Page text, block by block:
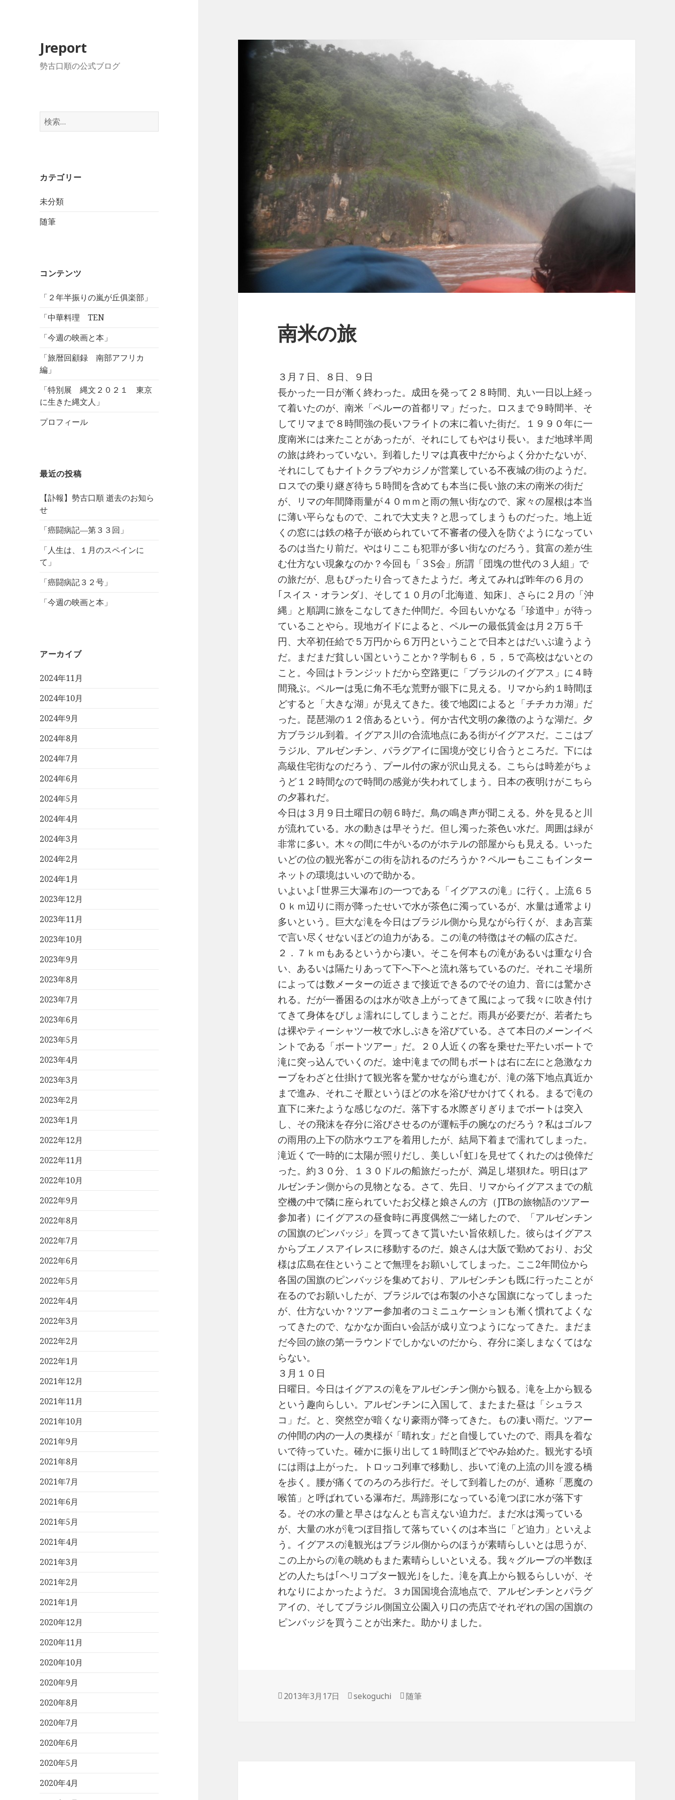
Jreport
勢古口順の公式ブログ
検
索
カテゴリー
未分類
随筆
コンテンツ
「２年半振りの嵐が丘俱楽部」
「中華料理 TEN
「今週の映画と本」
「旅暦回顧録 南部アフリカ
編」
「特別展 縄文２０２１ 東京
に生きた縄文人」
プロフィール
最近の投稿
【訃報】勢古口順 逝去のお知ら
せ
「癌闘病記―第３３回」
「人生は、１月のスペインに
て」
「癌闘病記３２号」
「今週の映画と本」
アーカイブ
2024年11月
2024年10月
2024年9月
2024年8月
2024年7月
2024年6月
2024年5月
2024年4月
2024年3月
2024年2月
2024年1月
2023年12月
2023年11月
2023年10月
2023年9月
2023年8月
2023年7月
2023年6月
2023年5月
2023年4月
2023年3月
2023年2月
2023年1月
2022年12月
2022年11月
2022年10月
2022年9月
2022年8月
2022年7月
2022年6月
2022年5月
2022年4月
2022年3月
2022年2月
2022年1月
2021年12月
2021年11月
2021年10月
2021年9月
2021年8月
2021年7月
2021年6月
2021年5月
2021年4月
2021年3月
2021年2月
2021年1月
2020年12月
2020年11月
2020年10月
2020年9月
2020年8月
2020年7月
2020年6月
2020年5月
2020年4月
南米の旅
３月７日、８日、９日
長かった一日が漸く終わった。成田を発って２８時間、丸い一日以上経っ
て着いたのが、南米「ペルーの首都リマ」だった。ロスまで９時間半、そ
してリマまで８時間強の長いフライトの末に着いた街だ。１９９０年に一
度南米には来たことがあったが、それにしてもやはり長い。まだ地球半周
の旅は終わっていない。到着したリマは真夜中だからよく分かたないが、
それにしてもナイトクラブやカジノが営業している不夜城の街のようだ。
ロスでの乗り継ぎ待ち５時間を含めても本当に長い旅の末の南米の街だ
が、リマの年間降雨量が４０ｍｍと雨の無い街なので、家々の屋根は本当
に薄い平らなもので、これで大丈夫？と思ってしまうものだった。地上近
くの窓には鉄の格子が嵌められていて不審者の侵入を防ぐようになってい
るのは当たり前だ。やはりここも犯罪が多い街なのだろう。貧富の差が生
む仕方ない現象なのか？今回も「３S会」所謂「団塊の世代の３人組」で
の旅だが、息もぴったり合ってきたようだ。考えてみれば昨年の６月の
｢スイス・オランダ｣、そして１０月の｢北海道、知床｣、さらに２月の「沖
縄」と順調に旅をこなしてきた仲間だ。今回もいかなる「珍道中」が待っ
ていることやら。現地ガイドによると、ペルーの最低賃金は月２万５千
円、大卒初任給で５万円から６万円ということで日本とはだいぶ違うよう
だ。まだまだ貧しい国ということか？学制も６，５，５で高校はないとの
こと。今回はトランジットだから空路更に「ブラジルのイグアス」に４時
間飛ぶ。ペルーは兎に角不毛な荒野が眼下に見える。リマから約１時間ほ
どすると「大きな湖」が見えてきた。後で地図によると「チチカカ湖」だ
った。琵琶湖の１２倍あるという。何か古代文明の象徴のような湖だ。夕
方ブラジル到着。イグアス川の合流地点にある街がイグアスだ。ここはブ
ラジル、アルゼンチン、パラグアイに国境が交じり合うところだ。下には
高級住宅街なのだろう、プール付の家が沢山見える。こちらは時差がちょ
うど１２時間なので時間の感覚が失われてしまう。日本の夜明けがこちら
の夕暮れだ。
今日は３月９日土曜日の朝６時だ。鳥の鳴き声が聞こえる。外を見ると川
が流れている。水の動きは早そうだ。但し濁った茶色い水だ。周囲は緑が
非常に多い。木々の間に牛がいるのがホテルの部屋からも見える。いった
いどの位の観光客がこの街を訪れるのだろうか？ペルーもここもインター
ネットの環境はいいので助かる。
いよいよ｢世界三大瀑布｣の一つである「イグアスの滝」に行く。上流６５
０ｋｍ辺りに雨が降ったせいで水が茶色に濁っているが、水量は通常より
多いという。巨大な滝を今日はブラジル側から見ながら行くが、まあ言葉
で言い尽くせないほどの迫力がある。この滝の特徴はその幅の広さだ。
２．７ｋｍもあるというから凄い。そこを何本もの滝があるいは重なり合
い、あるいは隔たりあって下へ下へと流れ落ちているのだ。それこそ場所
によっては数メーターの近さまで接近できるのでその迫力、音には驚かさ
れる。だが一番困るのは水が吹き上がってきて風によって我々に吹き付け
てきて身体をびしょ濡れにしてしまうことだ。雨具が必要だが、若者たち
は裸やティーシャツ一枚で水しぶきを浴びている。さて本日のメーンイベ
ントである「ボートツアー」だ。２０人近くの客を乗せた平たいボートで
滝に突っ込んでいくのだ。途中滝までの間もボートは右に左にと急激なカ
ーブをわざと仕掛けて観光客を驚かせながら進むが、滝の落下地点真近か
まで進み、それこそ厭というほどの水を浴びせかけてくれる。まるで滝の
直下に来たような感じなのだ。落下する水際ぎりぎりまでボートは突入
し、その飛沫を存分に浴びさせるのが運転手の腕なのだろう？私はゴルフ
の雨用の上下の防水ウエアを着用したが、結局下着まで濡れてしまった。
滝近くで一時的に太陽が照りだし、美しい｢虹｣を見せてくれたのは僥倖だ
った。約３０分、１３０ドルの船旅だったが、満足し堪狽ｵた。明日はア
ルゼンチン側からの見物となる。さて、先日、リマからイグアスまでの航
空機の中で隣に座られていたお父様と娘さんの方（JTBの旅物語のツアー
参加者）にイグアスの昼食時に再度偶然ご一緒したので、「アルゼンチン
の国旗のピンバッジ」を買ってきて貰いたい旨依頼した。彼らはイグアス
からブエノスアイレスに移動するのだ。娘さんは大阪で勤めており、お父
様は広島在住ということで無理をお願いしてしまった。ここ2年間位から
各国の国旗のピンバッジを集めており、アルゼンチンも既に行ったことが
在るのでお願いしたが、ブラジルでは布製の小さな国旗になってしまった
が、仕方ないか？ツアー参加者のコミニュケーションも漸く慣れてよくな
ってきたので、なかなか面白い会話が成り立つようになってきた。まだま
だ今回の旅の第一ラウンドでしかないのだから、存分に楽しまなくてはな
らない。
３月１０日
日曜日。今日はイグアスの滝をアルゼンチン側から観る。滝を上から観る
という趣向らしい。アルゼンチンに入国して、またまた昼は「シュラス
コ」だ。と、突然空が暗くなり豪雨が降ってきた。もの凄い雨だ。ツアー
の仲間の内の一人の奥様が「晴れ女」だと自慢していたので、雨具を着な
いで待っていた。確かに振り出して１時間ほどでやみ始めた。観光する頃
には雨は上がった。トロッコ列車で移動し、歩いて滝の上流の川を渡る橋
を歩く。腰が痛くてのろのろ歩行だ。そして到着したのが、通称「悪魔の
喉笛」と呼ばれている瀑布だ。馬蹄形になっている滝つぼに水が落下す
る。その水の量と早さはなんとも言えない迫力だ。まだ水は濁っている
が、大量の水が滝つぼ目指して落ちていくのは本当に「ど迫力」といえよ
う。イグアスの滝観光はブラジル側からのほうが素晴らしいとは思うが、
この上からの滝の眺めもまた素晴らしいといえる。我々グループの半数ほ
どの人たちは｢ヘリコプター観光｣をした。滝を真上から観るらしいが、そ
れなりによかったようだ。３カ国国境合流地点で、アルゼンチンとパラグ
アイの、そしてブラジル側国立公園入り口の売店でそれぞれの国の国旗の
ピンバッジを買うことが出来た。助かりました。
投
2013年3月17日
作
sekoguchi
カ
随筆